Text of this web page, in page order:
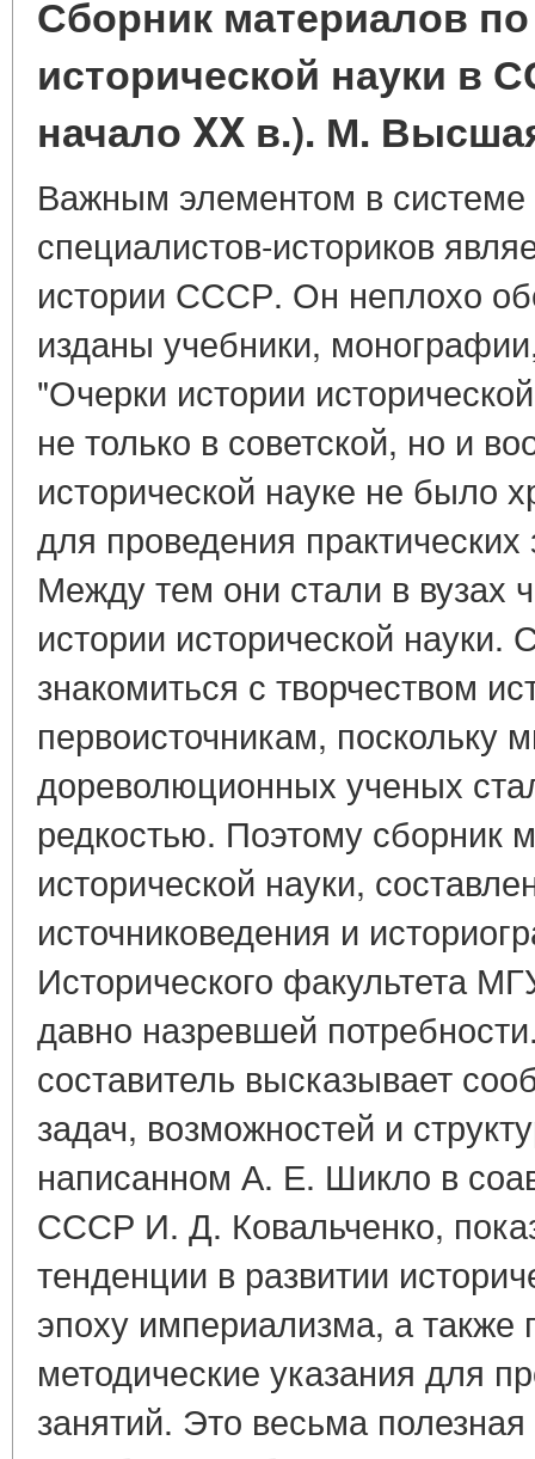
Сборник материалов
исторической науки в
начало XX в.). М.
Важным элементом в системе
специалистов-историков
истории СССР. Он неплохо
изданы учебники,
"Очерки истории
не только в советской, но и
исторической науке не было
для проведения
Между тем они стали в вузах
истории исторической
знакомиться с творчеством
первоисточникам, поскольку
дореволюционных ученых
редкостью. Поэтому сборник
исторической науки,
источниковедения и
Исторического факультета
давно назревшей
составитель высказывает
задач, возможностей и
написанном А. Е. Шикло в
СССР И. Д. Ковальченко,
тенденции в развитии
эпоху империализма, а
методические указания для
занятий. Это весьма